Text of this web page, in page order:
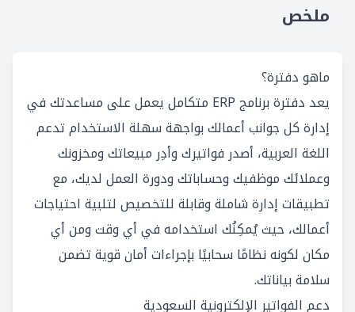
ملخص
ماهو دفترة؟
يعد دفترة برنامج ERP متكامل يعمل على مساعدتك في
إدارة كل جوانب أعمالك بواجهة سهلة الاستخدام تدعم
اللغة العربية، أصدر فواتيرك وأدِر مبيعاتك ومخزونك
وعملائك موظفيك وحساباتك ودورة العمل لديك، مع
تطبيقات إدارة شاملة وقابلة للتخصيص لتلبية احتياجات
أعمالك، حيث يُمكِنُك استخدامه في أي وقت ومن أي
مكان لكونه نظامًا سحابيًا بإجراءات أمان قوية تضمن
سلامة بياناتك.
دعم الفواتير الإلكترونية السعودية